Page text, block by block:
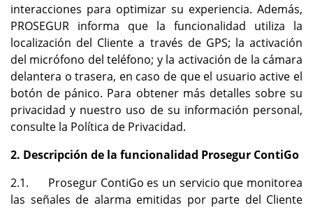
interacciones para optimizar su experiencia. Además,
PROSEGUR informa que la funcionalidad utiliza la
localización del Cliente a través de GPS; la activación
del micrófono del teléfono; y la activación de la cámara
delantera o trasera, en caso de que el usuario active el
botón de pánico. Para obtener más detalles sobre su
privacidad y nuestro uso de su información personal,
consulte la Política de Privacidad.
2. Descripción de la funcionalidad Prosegur ContiGo
2.1. Prosegur ContiGo es un servicio que monitorea
las señales de alarma emitidas por parte del Cliente